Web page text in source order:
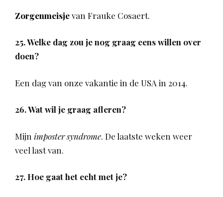
Zorgenmeisjevan Frauke Cosaert.
25. Welke dag zou je nog graag eens willen over
doen?
Een dag van onze vakantie in de USA in 2014.
26. Wat wil je graag afleren?
Mijn imposter syndrome. De laatste weken weer
veel last van.
27. Hoe gaat het echt met je?